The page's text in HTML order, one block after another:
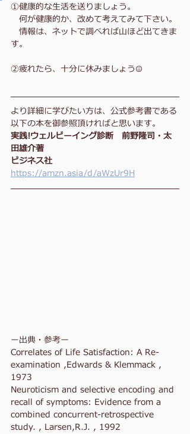
①健康的な生活を送りましょう。
何が健康的か、改めて考えてみて下さい。
情報は、ネットで調べれば山ほど出てきま
す。
②疲れたら、十分に休みましょう☺️
より詳細に学びたい方は、公式参考書である
以下の本を御参照頂ければと思います。
実践!ウェルビーイング診断　前野隆司・太
田雄介著
ビジネス社
https://amzn.asia/d/aWzUr9H
ー出典・参考ー
Correlates of Life Satisfaction: A Re-
examination ,Edwards & Klemmack ,
1973
Neuroticism and selective encoding and
recall of symptoms: Evidence from a
combined concurrent-retrospective
study. , Larsen,R.J. , 1992